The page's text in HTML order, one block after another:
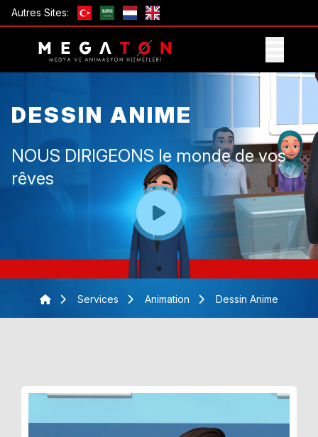
Autres Sites:
DESSIN ANIME
NOUS DIRIGEONS le monde de vos
rêves
Services Animation Dessin Anime